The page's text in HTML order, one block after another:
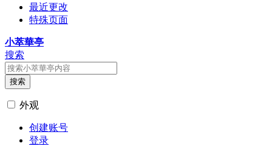
最近更改
特殊页面
小萃華亭
搜索
搜索
外观
创建账号
登录